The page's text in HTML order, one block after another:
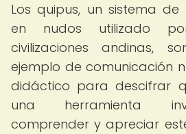
Los quipus, un sistema
en nudos utilizado
civilizaciones andinas,
ejemplo de comunicación
didáctico para descifrar
una herramienta
comprender y apreciar